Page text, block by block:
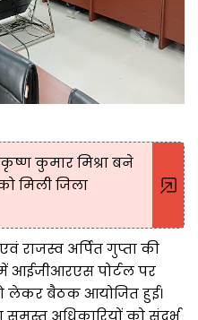
कुमार मिश्रा बने
मिली जिला
राजस्व अर्पित गुप्ता की
आईजीआरएस पोर्टल पर
लेकर बैठक आयोजित हुई।
समस्त अधिकारियों को संदर्भ